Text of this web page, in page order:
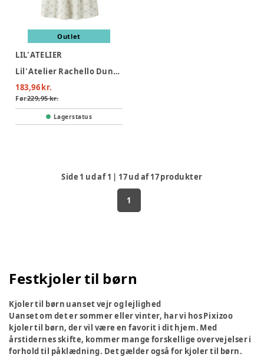
Outlet
LIL' ATELIER
Lil' Atelier Rachello Duna Kjole - Coconut Milk
183,96 kr.
Før229,95 kr.
Lagerstatus
Side 1 ud af1 | 17ud af17produkter
1
Festkjoler til børn
Kjoler til børn uanset vejr og lejlighed
Uanset om det er sommer eller vinter, har vi hos Pixizoo
kjoler til børn, der vil være en favorit i dit hjem. Med
årstidernes skifte, kommer mange forskellige overvejelser i
forhold til påklædning. Det gælder også for kjoler til børn.